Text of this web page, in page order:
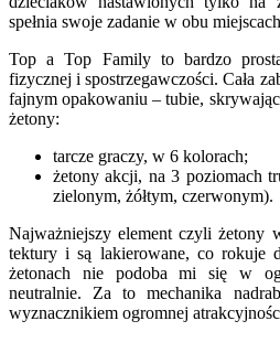
spełnia swoje zadanie w obu
Top a Top Family to bardzo
fizycznej i spostrzegawczości. Cała
fajnym opakowaniu – tubie,
żetony:
tarcze graczy, w 6 kolorach;
żetony akcji, na 3 poziomach
zielonym, żółtym, czerwonym).
Najważniejszy element czyli żetony
tektury i są lakierowane, co rokuje
żetonach nie podoba mi się w
neutralnie. Za to mechanika
wyznacznikiem ogromnej